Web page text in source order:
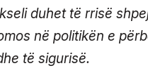
duhet të rrisë
në politikën e
të sigurisë.